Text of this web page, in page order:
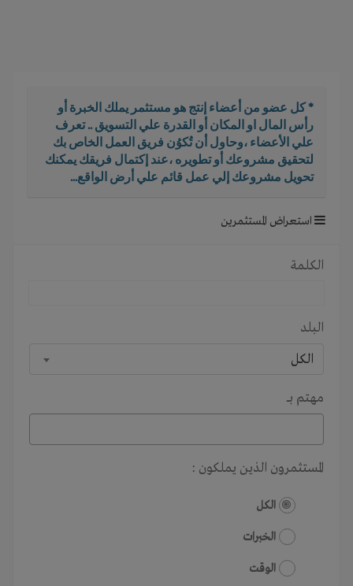
* كل عضو من أعضاء إنتج هو مستثمر يملك الخبرة أو
رأس المال او المكان أو القدرة علي التسويق .. تعرف
علي الأعضاء ،وحاول أن تُكوُن فريق العمل الخاص بك
لتحقيق مشروعك أو تطويره ،عند إكتمال فريقك يمكنك
تحويل مشروعك إلي عمل قائم علي أرض الواقع...
استعراض المستثمرين
الكلمة
البلد
الكل
مهتم بـــ
المستثمرون الذين يملكون :
الكل
الخبرات
الوقت